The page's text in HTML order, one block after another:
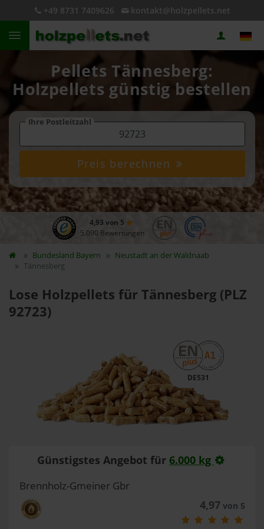
+49 8731 7409626 kontakt@holzpellets.net
Pellets Tännesberg:
Holzpellets günstig bestellen
Ihre Postleitzahl
Preis berechnen
4,93 von 5
5.090 Bewertungen
Bundesland Bayern
Neustadt an der Waldnaab
Tännesberg
Lose Holzpellets für Tännesberg (PLZ
92723)
DE531
Günstigstes Angebot für 6.000 kg
Brennholz-Gmeiner Gbr
4,97von 5